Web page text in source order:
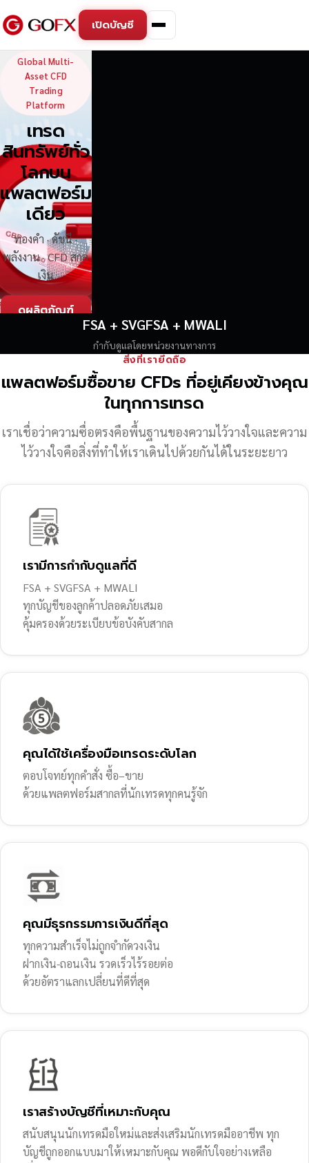
เปิดบัญชี
GoFX — Global Multi-
Global Multi-
Asset CFD
Trading
Platform
เทรด
สินทรัพย์ทั่ว
โลกบน
แพลตฟอร์ม
เดียว
ทองคำ · ดัชนี ·
พลังงาน · CFD สกุล
เงิน
ดูผลิตภัณฑ์
FSA + SVGFSA + MWALI
กำกับดูแลโดยหน่วยงานทางการ
สิ่งที่เรายึดถือ
แพลตฟอร์มซื้อขาย CFDs ที่อยู่เคียงข้างคุณ
ในทุกการเทรด
เราเชื่อว่าความซื่อตรงคือพื้นฐานของความไว้วางใจและความ
ไว้วางใจคือสิ่งที่ทำให้เราเดินไปด้วยกันได้ในระยะยาว
เรามีการกำกับดูแลที่ดี
FSA + SVGFSA + MWALI
ทุกบัญชีของลูกค้าปลอดภัยเสมอ
คุ้มครองด้วยระเบียบข้อบังคับสากล
คุณได้ใช้เครื่องมือเทรดระดับโลก
ตอบโจทย์ทุกคำสั่ง ซื้อ–ขาย
ด้วยแพลตฟอร์มสากลที่นักเทรดทุกคนรู้จัก
คุณมีธุรกรรมการเงินดีที่สุด
ทุกความสำเร็จไม่ถูกจำกัดวงเงิน
ฝากเงิน-ถอนเงิน รวดเร็วไร้รอยต่อ
ด้วยอัตราแลกเปลี่ยนที่ดีที่สุด
เราสร้างบัญชีที่เหมาะกับคุณ
สนับสนุนนักเทรดมือใหม่และส่งเสริมนักเทรดมืออาชีพ ทุก
บัญชีถูกออกแบบมาให้เหมาะกับคุณ พอดีกับใจอย่างเหลือ